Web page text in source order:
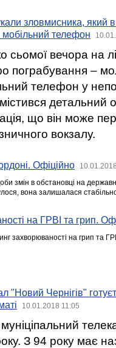
зловмисника, який
мобільний телефон
сьомої вечора на
пограбування –
телефон у
детальний
що він може
вокзалу.
Офіційно
змін в обстановці на
вона залишалася
на ГРВІ та грип.
захворюваності на грип та
"Новий Чернігів"
10.01.2018 11:05
муніціпальний
З 94 року має